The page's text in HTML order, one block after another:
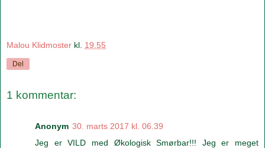
Malou Klidmoster kl. 19.55
Del
1 kommentar:
Anonym 30. marts 2017 kl. 06.39
Jeg er VILD med Økologisk Smørbar!!! Jeg er meget